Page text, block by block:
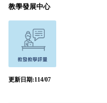
教學發展中心
更新日期:114/07